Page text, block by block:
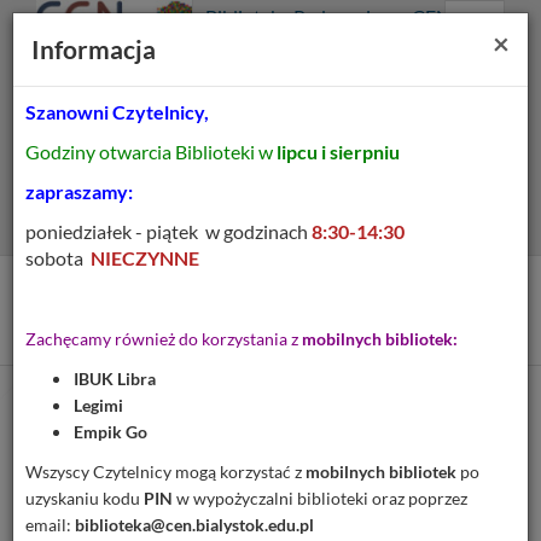
główne
główna
Prolib
główna
Biblioteka Pedagogiczna CEN
Menu
Dodaj na Twoją półkę
Szczegóły MARC 21
×
Informacja
Szanowni Czytelnicy,
Godziny otwarcia Biblioteki w lipcu i sierpniu
zapraszamy:
poniedziałek - piątek w godzinach 8:30-14:30
sobota NIECZYNNE
Zachęcamy również do korzystania z mobilnych bibliotek:
IBUK Libra
Legimi
Empik Go
Wszyscy Czytelnicy mogą korzystać z mobilnych bibliotek po
uzyskaniu kodu PIN w wypożyczalni biblioteki oraz poprzez
email: biblioteka@cen.bialystok.edu.pl